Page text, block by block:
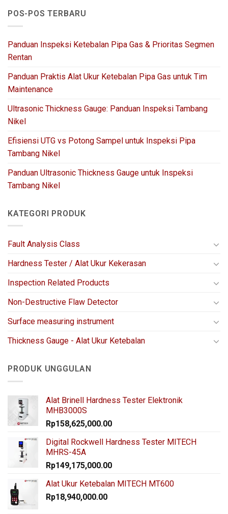
POS-POS TERBARU
Panduan Inspeksi Ketebalan Pipa Gas & Prioritas Segmen
Rentan
Panduan Praktis Alat Ukur Ketebalan Pipa Gas untuk Tim
Maintenance
Ultrasonic Thickness Gauge: Panduan Inspeksi Tambang
Nikel
Efisiensi UTG vs Potong Sampel untuk Inspeksi Pipa
Tambang Nikel
Panduan Ultrasonic Thickness Gauge untuk Inspeksi
Tambang Nikel
KATEGORI PRODUK
Fault Analysis Class
Hardness Tester / Alat Ukur Kekerasan
Inspection Related Products
Non-Destructive Flaw Detector
Surface measuring instrument
Thickness Gauge - Alat Ukur Ketebalan
PRODUK UNGGULAN
Alat Brinell Hardness Tester Elektronik
MHB3000S
Rp158,625,000.00
Digital Rockwell Hardness Tester MITECH
MHRS-45A
Rp149,175,000.00
Alat Ukur Ketebalan MITECH MT600
Rp18,940,000.00